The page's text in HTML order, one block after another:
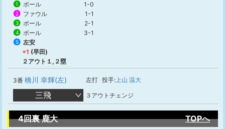
1 ボール 1-0
2 ファウル 1-1
3 ボール 2-1
4 ボール 3-1
5
左安
+1 (早田)
２アウト１,２塁
3番 橋川 幸輝(左) 左打 投手:上山 温大
三飛 ３アウトチェンジ
4回裏 鹿大 TOPへ